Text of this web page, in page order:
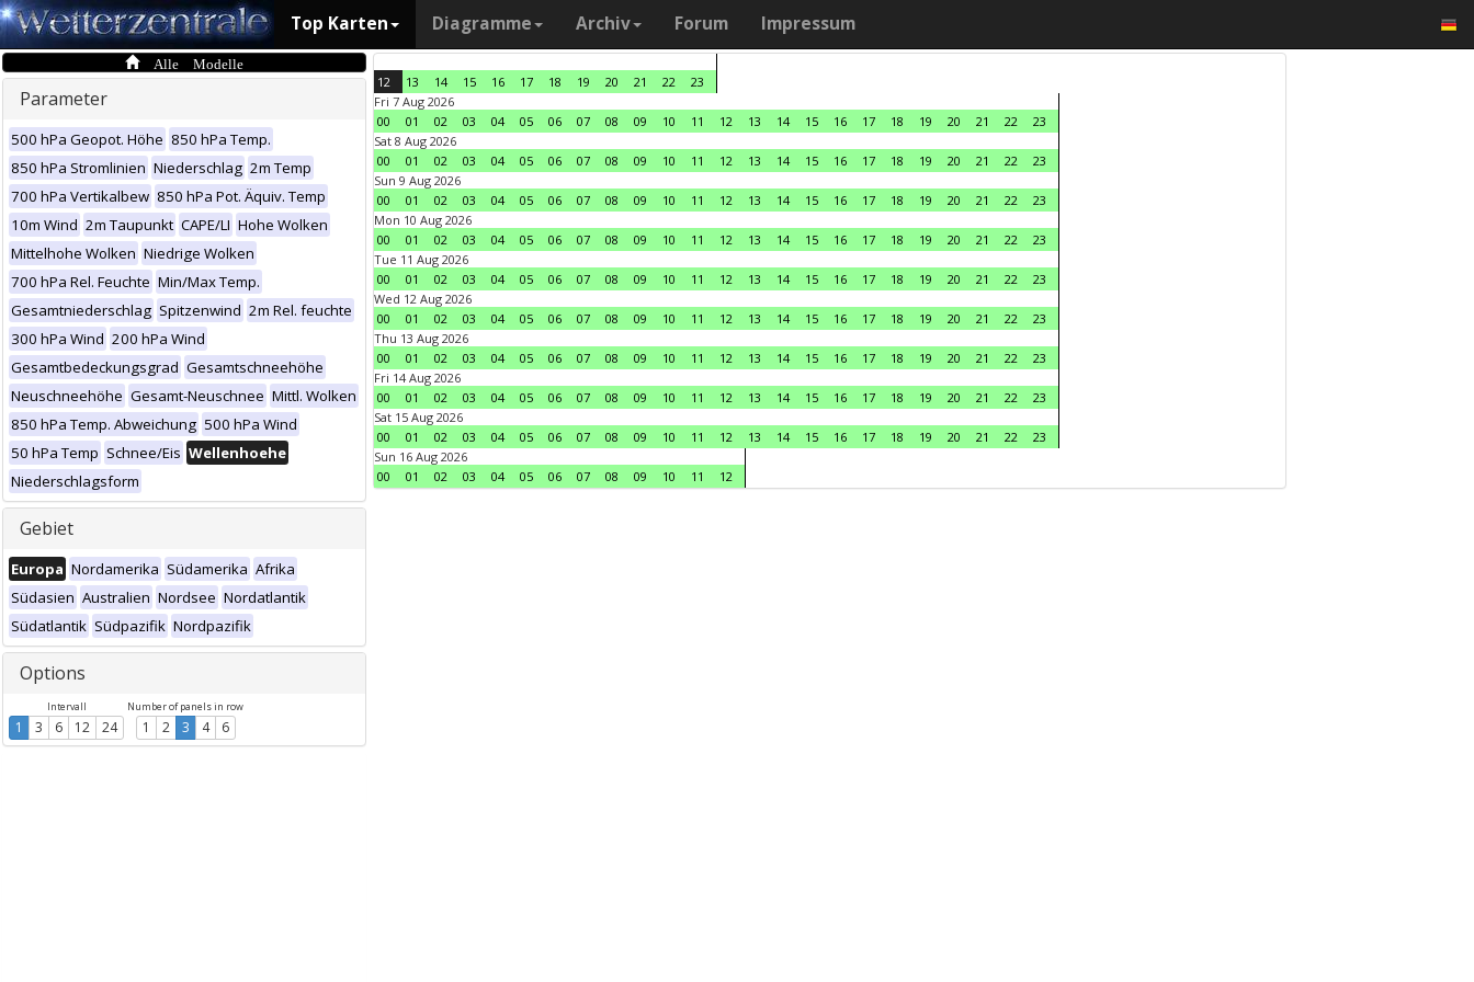
Top Karten Diagramme Archiv Forum Impressum
Alle Modelle
Parameter
500 hPa Geopot. Höhe 850 hPa Temp.
850 hPa Stromlinien Niederschlag 2m Temp
700 hPa Vertikalbew 850 hPa Pot. Äquiv. Temp
10m Wind 2m Taupunkt CAPE/LI Hohe Wolken
Mittelhohe Wolken Niedrige Wolken
700 hPa Rel. Feuchte Min/Max Temp.
Gesamtniederschlag Spitzenwind 2m Rel. feuchte
300 hPa Wind 200 hPa Wind
Gesamtbedeckungsgrad Gesamtschneehöhe
Neuschneehöhe Gesamt-Neuschnee Mittl. Wolken
850 hPa Temp. Abweichung 500 hPa Wind
50 hPa Temp Schnee/Eis Wellenhoehe
Niederschlagsform
Gebiet
Europa Nordamerika Südamerika Afrika
Südasien Australien Nordsee Nordatlantik
Südatlantik Südpazifik Nordpazifik
Options
Intervall
1 3 6 12 24
Number of panels in row
1 2 3 4 6
12 13 14 15 16 17 18 19 20 21 22
23
Fri 7 Aug 2026
00
01 02 03 04 05 06 07 08 09 10 11 12 13 14 15 16 17 18 19 20 21 22
23
Sat 8 Aug 2026
00
01 02 03 04 05 06 07 08 09 10 11 12 13 14 15 16 17 18 19 20 21 22
23
Sun 9 Aug 2026
00
01 02 03 04 05 06 07 08 09 10 11 12 13 14 15 16 17 18 19 20 21 22
23
Mon 10 Aug 2026
00
01 02 03 04 05 06 07 08 09 10 11 12 13 14 15 16 17 18 19 20 21 22
23
Tue 11 Aug 2026
00
01 02 03 04 05 06 07 08 09 10 11 12 13 14 15 16 17 18 19 20 21 22
23
Wed 12 Aug 2026
00
01 02 03 04 05 06 07 08 09 10 11 12 13 14 15 16 17 18 19 20 21 22
23
Thu 13 Aug 2026
00
01 02 03 04 05 06 07 08 09 10 11 12 13 14 15 16 17 18 19 20 21 22
23
Fri 14 Aug 2026
00
01 02 03 04 05 06 07 08 09 10 11 12 13 14 15 16 17 18 19 20 21 22
23
Sat 15 Aug 2026
00
01 02 03 04 05 06 07 08 09 10 11 12 13 14 15 16 17 18 19 20 21 22
23
Sun 16 Aug 2026
00
01 02 03 04 05 06 07 08 09 10 11 12